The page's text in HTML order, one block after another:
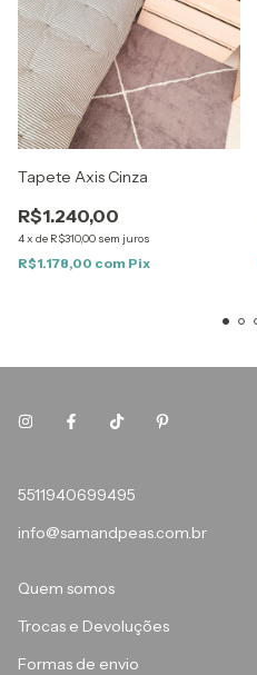
Tapete Axis Cinza
R$1.240,00
4x de R$310,00 sem juros
R$1.178,00 com Pix
5511940699495
info@samandpeas.com.br
Quem somos
Trocas e Devoluções
Formas de envio